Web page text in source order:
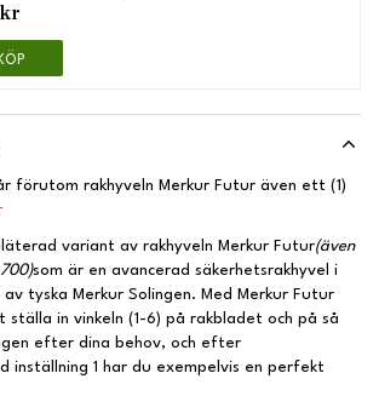
KÖP
förutom rakhyveln Merkur Futur även ett (1)
variant av rakhyveln Merkur Futur(även
som är en avancerad säkerhetsrakhyvel i
tyska Merkur Solingen. Med Merkur Futur
ställa in vinkeln (1-6) på rakbladet och på så
efter dina behov, och efter
inställning 1 har du exempelvis en perfekt